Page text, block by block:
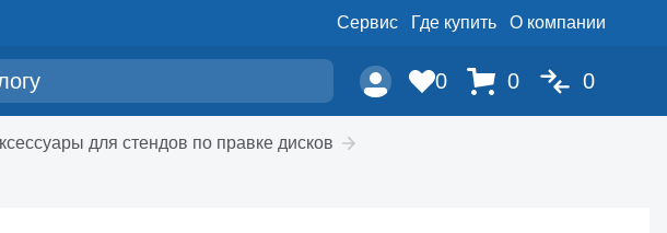
Сервис Где купить О компании
0 0 0
для стендов по правке дисков